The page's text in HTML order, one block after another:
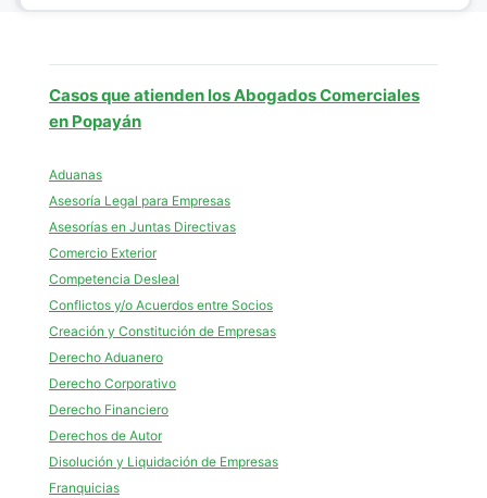
Casos que atienden los Abogados Comerciales
en Popayán
Aduanas
Asesoría Legal para Empresas
Asesorías en Juntas Directivas
Comercio Exterior
Competencia Desleal
Conflictos y/o Acuerdos entre Socios
Creación y Constitución de Empresas
Derecho Aduanero
Derecho Corporativo
Derecho Financiero
Derechos de Autor
Disolución y Liquidación de Empresas
Franquicias